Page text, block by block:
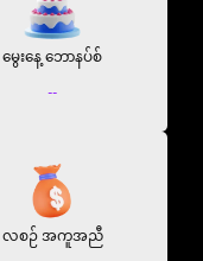
မွေးနေ့ ဘောနပ်စ်
--
လစဉ် အကူအညီ